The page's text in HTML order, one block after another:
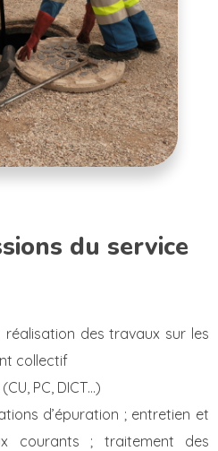
du service
réalisation des travaux sur les
collectif
PC, DICT…)
d’épuration ; entretien et
courants ; traitement des